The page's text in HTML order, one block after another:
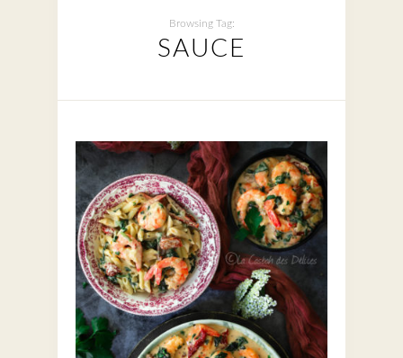
Browsing Tag:
SAUCE